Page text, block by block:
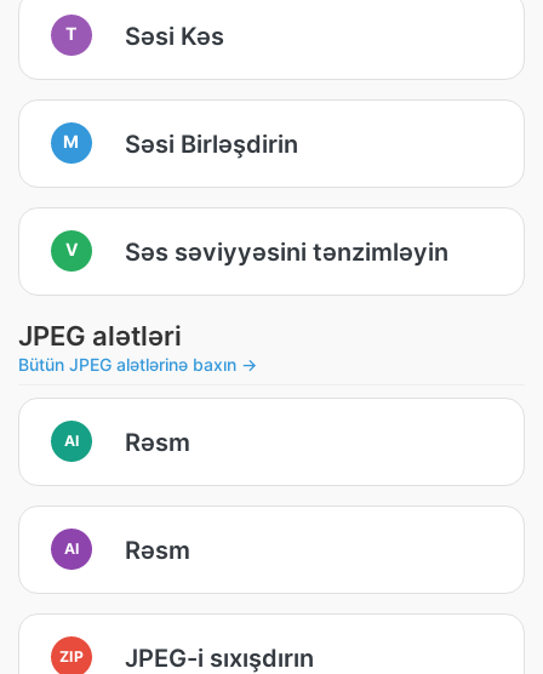
T Səsi Kəs
M Səsi Birləşdirin
V Səs səviyyəsini tənzimləyin
JPEG alətləri
Bütün JPEG alətlərinə baxın →
AI Rəsm
AI Rəsm
ZIP JPEG-i sıxışdırın